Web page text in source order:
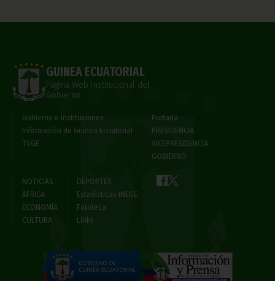
GUINEA ECUATORIAL
Página Web Institucional del
Gobierno
Gobierno e Instituciones
Información de Guinea Ecuatorial
TVGE
Portada
PRESIDENCIA
VICEPRESIDENCIA
GOBIERNO
NOTICIAS
ÁFRICA
ECONOMÍA
CULTURA
DEPORTES
Estadísticas INEGE
Fototeca
Links